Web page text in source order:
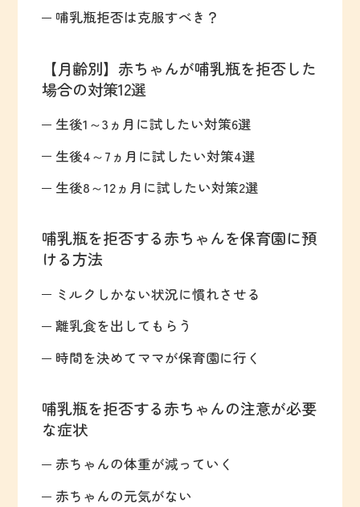
哺乳瓶拒否は克服すべき？
【月齢別】赤ちゃんが哺乳瓶を拒否した
場合の対策12選
生後1～3ヵ月に試したい対策6選
生後4～7ヵ月に試したい対策4選
生後8～12ヵ月に試したい対策2選
哺乳瓶を拒否する赤ちゃんを保育園に預
ける方法
ミルクしかない状況に慣れさせる
離乳食を出してもらう
時間を決めてママが保育園に行く
哺乳瓶を拒否する赤ちゃんの注意が必要
な症状
赤ちゃんの体重が減っていく
赤ちゃんの元気がない